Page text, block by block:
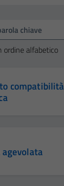
ordine alfabetico
compatibilità